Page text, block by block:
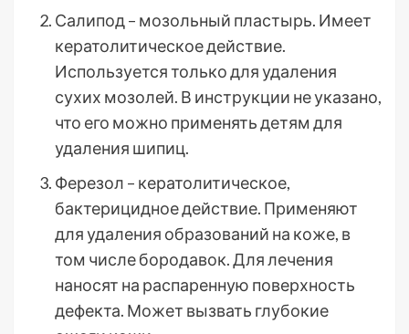
Салипод – мозольный пластырь. Имеет
кератолитическое действие.
Используется только для удаления
сухих мозолей. В инструкции не указано,
что его можно применять детям для
удаления шипиц.
Ферезол – кератолитическое,
бактерицидное действие. Применяют
для удаления образований на коже, в
том числе бородавок. Для лечения
наносят на распаренную поверхность
дефекта. Может вызвать глубокие